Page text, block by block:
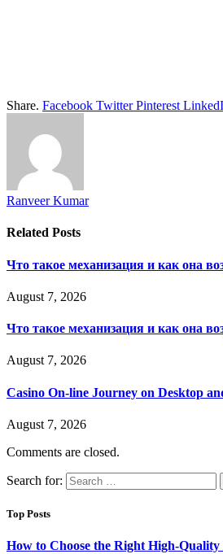
Share. Facebook Twitter Pinterest
Ranveer Kumar
Related Posts
Что такое механизация и как она
August 7, 2026
Что такое механизация и как она
August 7, 2026
Casino On-line Journey on Desktop
August 7, 2026
Comments are closed.
Search for:
Top Posts
How to Choose the Right High-